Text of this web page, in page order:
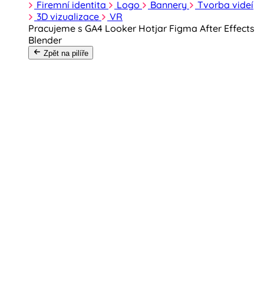
Firemní identita Logo Bannery
Tvorba videí
3D vizualizace
VR
Pracujeme s GA4 Looker Hotjar Figma After Effects
Blender
Zpět na pilíře